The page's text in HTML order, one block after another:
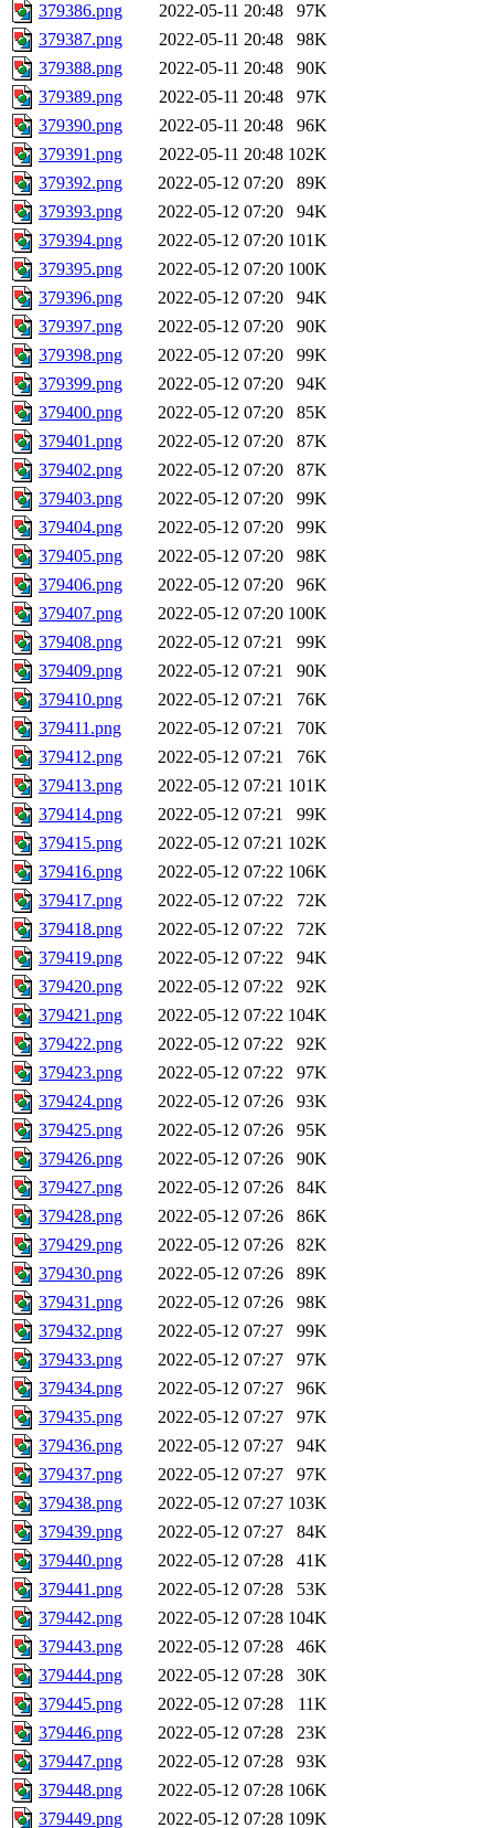
379386.png
2022-05-11 20:48
97K
379387.png
2022-05-11 20:48
98K
379388.png
2022-05-11 20:48
90K
379389.png
2022-05-11 20:48
97K
379390.png
2022-05-11 20:48
96K
379391.png
2022-05-11 20:48 102K
379392.png
2022-05-12 07:20
89K
379393.png
2022-05-12 07:20
94K
379394.png
2022-05-12 07:20 101K
379395.png
2022-05-12 07:20 100K
379396.png
2022-05-12 07:20
94K
379397.png
2022-05-12 07:20
90K
379398.png
2022-05-12 07:20
99K
379399.png
2022-05-12 07:20
94K
379400.png
2022-05-12 07:20
85K
379401.png
2022-05-12 07:20
87K
379402.png
2022-05-12 07:20
87K
379403.png
2022-05-12 07:20
99K
379404.png
2022-05-12 07:20
99K
379405.png
2022-05-12 07:20
98K
379406.png
2022-05-12 07:20
96K
379407.png
2022-05-12 07:20 100K
379408.png
2022-05-12 07:21
99K
379409.png
2022-05-12 07:21
90K
379410.png
2022-05-12 07:21
76K
379411.png
2022-05-12 07:21
70K
379412.png
2022-05-12 07:21
76K
379413.png
2022-05-12 07:21 101K
379414.png
2022-05-12 07:21
99K
379415.png
2022-05-12 07:21 102K
379416.png
2022-05-12 07:22 106K
379417.png
2022-05-12 07:22
72K
379418.png
2022-05-12 07:22
72K
379419.png
2022-05-12 07:22
94K
379420.png
2022-05-12 07:22
92K
379421.png
2022-05-12 07:22 104K
379422.png
2022-05-12 07:22
92K
379423.png
2022-05-12 07:22
97K
379424.png
2022-05-12 07:26
93K
379425.png
2022-05-12 07:26
95K
379426.png
2022-05-12 07:26
90K
379427.png
2022-05-12 07:26
84K
379428.png
2022-05-12 07:26
86K
379429.png
2022-05-12 07:26
82K
379430.png
2022-05-12 07:26
89K
379431.png
2022-05-12 07:26
98K
379432.png
2022-05-12 07:27
99K
379433.png
2022-05-12 07:27
97K
379434.png
2022-05-12 07:27
96K
379435.png
2022-05-12 07:27
97K
379436.png
2022-05-12 07:27
94K
379437.png
2022-05-12 07:27
97K
379438.png
2022-05-12 07:27 103K
379439.png
2022-05-12 07:27
84K
379440.png
2022-05-12 07:28
41K
379441.png
2022-05-12 07:28
53K
379442.png
2022-05-12 07:28 104K
379443.png
2022-05-12 07:28
46K
379444.png
2022-05-12 07:28
30K
379445.png
2022-05-12 07:28
11K
379446.png
2022-05-12 07:28
23K
379447.png
2022-05-12 07:28
93K
379448.png
2022-05-12 07:28 106K
379449.png
2022-05-12 07:28 109K